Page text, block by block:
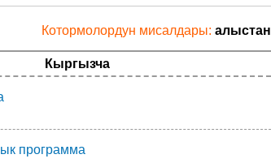
Котормолордун мисалдары:
Кыргызча
программа